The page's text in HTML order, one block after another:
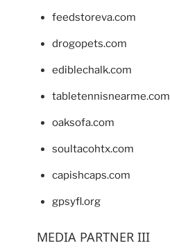
feedstoreva.com
drogopets.com
ediblechalk.com
tabletennisnearme.com
oaksofa.com
soultacohtx.com
capishcaps.com
gpsyfl.org
MEDIA PARTNER III